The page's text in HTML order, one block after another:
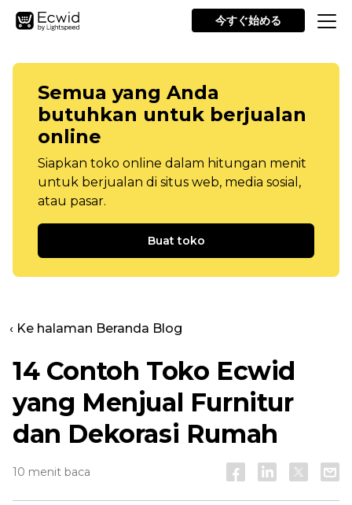
今すぐ始める
Semua yang Anda
butuhkan untuk berjualan
online
Siapkan toko online dalam hitungan menit
untuk berjualan di situs web, media sosial,
atau pasar.
Buat toko
‹ Ke halaman Beranda Blog
14 Contoh Toko Ecwid
yang Menjual Furnitur
dan Dekorasi Rumah
10 menit baca